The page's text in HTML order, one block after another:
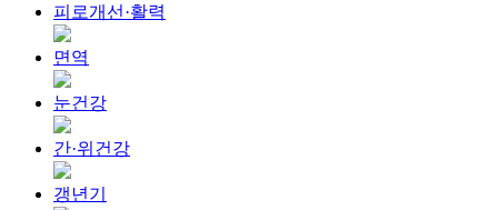
피로개선·활력
면역
눈건강
간·위건강
갱년기